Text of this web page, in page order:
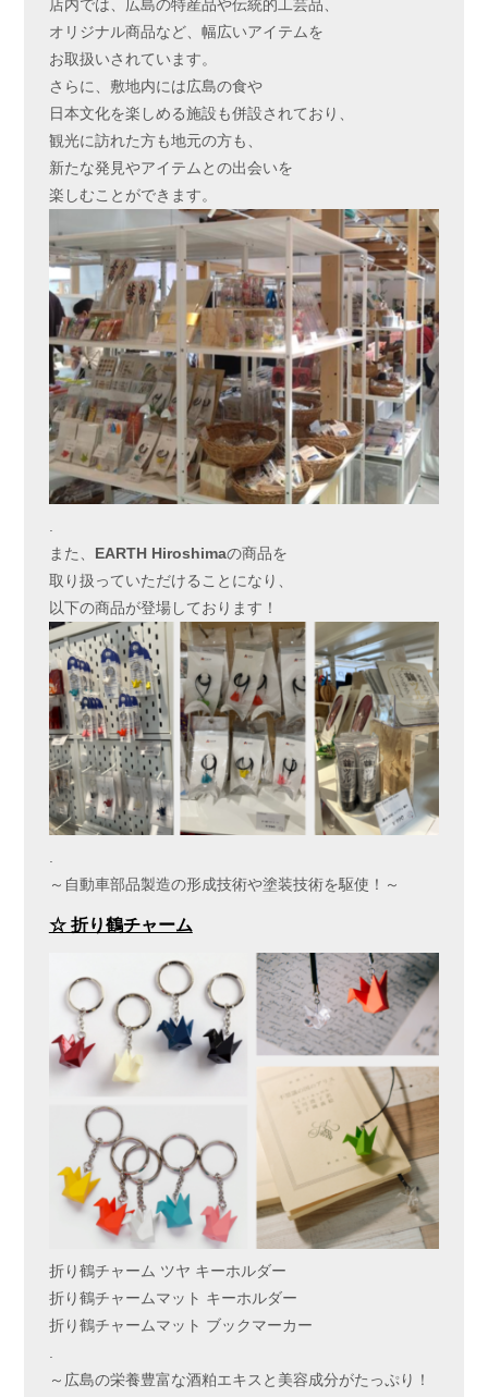
店内では、広島の特産品や伝統的工芸品、
オリジナル商品など、幅広いアイテムを
お取扱いされています。
さらに、敷地内には広島の食や
日本文化を楽しめる施設も併設されており、
観光に訪れた方も地元の方も、
新たな発見やアイテムとの出会いを
楽しむことができます。
また、 EARTH Hiroshimaの商品を
取り扱っていただけることになり、
以下の商品が登場しております！
～自動車部品製造の形成技術や塗装技術を駆使！～
☆ 折り鶴チャーム
折り鶴チャーム ツヤ キーホルダー
折り鶴チャームマット キーホルダー
折り鶴チャームマット ブックマーカー
.
～広島の栄養豊富な酒粕エキスと美容成分がたっぷり！